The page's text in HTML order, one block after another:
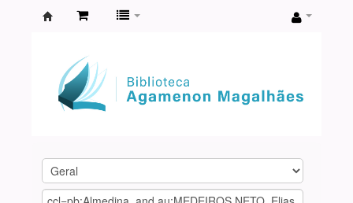
Agamenon
Magalhães